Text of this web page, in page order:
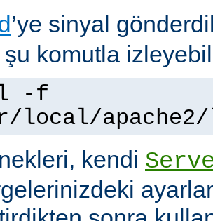
’ye sinyal
komutla
-f
local/
kendi